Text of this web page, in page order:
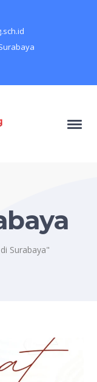
Surabaya"